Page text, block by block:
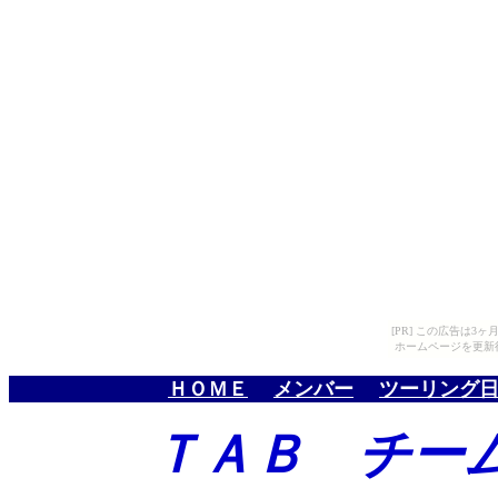
[PR] この広告は3ヶ
ホームページを更
ＨＯＭＥ メンバー ツーリング
ＴＡＢ チー